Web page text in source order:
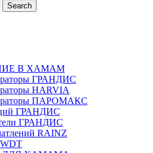
Search
В ХАМАМ
ГРАНДИС
HARVIA
ПАРОМАКС
ГРАНДИС
ГРАНДИС
RAINZ